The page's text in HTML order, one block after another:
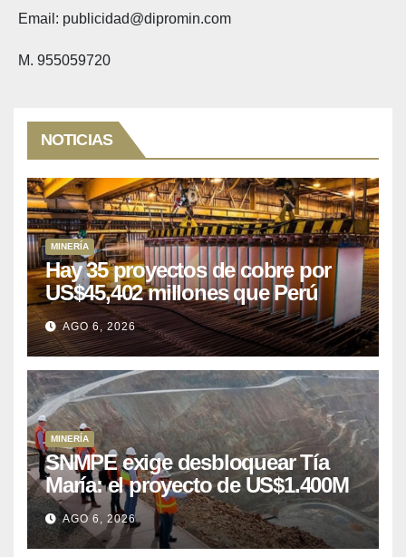
Email: publicidad@dipromin.com
M. 955059720
NOTICIAS
MINERÍA
Hay 35 proyectos de cobre por
US$45,402 millones que Perú
puede aprovechar
AGO 6, 2026
MINERÍA
SNMPE exige desbloquear Tía
María: el proyecto de US$1.400M
que Perú lleva 15 años
posponiendo
AGO 6, 2026